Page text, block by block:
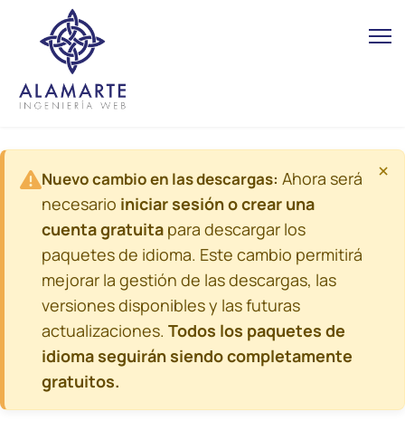
×
Nuevo cambio en las descargas: Ahora será
necesario iniciar sesión o crear una
cuenta gratuita para descargar los
paquetes de idioma. Este cambio permitirá
mejorar la gestión de las descargas, las
versiones disponibles y las futuras
actualizaciones. Todos los paquetes de
idioma seguirán siendo completamente
gratuitos.